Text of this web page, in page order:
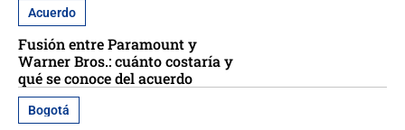
Acuerdo
Fusión entre Paramount y
Warner Bros.: cuánto costaría y
qué se conoce del acuerdo
Bogotá